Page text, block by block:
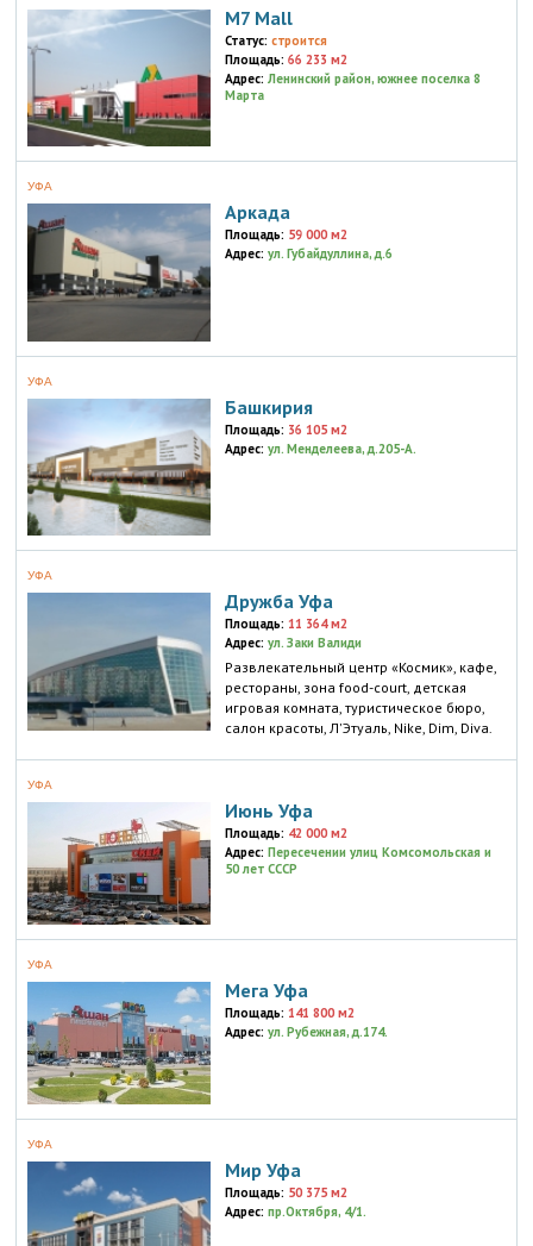
M7 Мall
Статус: строится
Площадь: 66 233 м2
Адрес: Ленинский район, южнее поселка 8
Марта
УФА
Аркада
Площадь: 59 000 м2
Адрес: ул. Губайдуллина, д.6
УФА
Башкирия
Площадь: 36 105 м2
Адрес: ул. Менделеева, д.205-А.
УФА
Дружба Уфа
Площадь: 11 364 м2
Адрес: ул. Заки Валиди
Развлекательный центр «Космик», кафе,
рестораны, зона food-court, детская
игровая комната, туристическое бюро,
салон красоты, Л'Этуаль, Nike, Dim, Diva.
УФА
Июнь Уфа
Площадь: 42 000 м2
Адрес: Пересечении улиц Комсомольская и
50 лет СССР
УФА
Мега Уфа
Площадь: 141 800 м2
Адрес: ул. Рубежная, д.174.
УФА
Мир Уфа
Площадь: 50 375 м2
Адрес: пр.Октября, 4/1.